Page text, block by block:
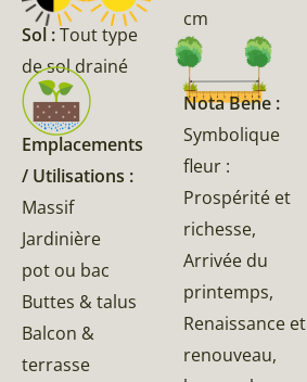
Sol :Tout type
de sol drainé
Emplacements
/ Utilisations :
Massif
Jardinière
pot ou bac
Buttes & talus
Balcon &
terrasse
cm
Nota Bene :
Symbolique
fleur :
Prospérité et
richesse,
Arrivée du
printemps,
Renaissance et
renouveau,